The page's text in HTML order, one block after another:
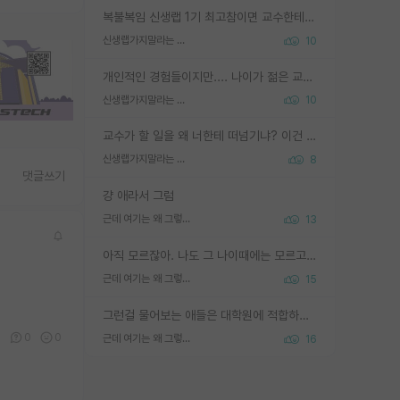
복불복임 신생랩 1기 최고참이면 교수한테 직접 지도받는 시간이 매우 많음 제대로 된 교수라면 말이지 그게 아니라면 그냥 넌 해방 불가능한 노예 1호에 감점쓰레기통이 되는거고
신생랩가지말라는 이유가 있었구나 10
개인적인 경험들이지만.... 나이가 젊은 교수일수록 꼰대라는 가면을 쓴 채로 무례함을 행동하는 경우가 거의 90% 정도였음. 나이가 어린데 다른 또래들과 달리 명예, 권력, 재력까지 얻었으니 세상 다 가진 기분이겠지. 오히러 나이 든 교수들이 행동과 말을 더 조심하시더라.
신생랩가지말라는 이유가 있었구나 10
교수가 할 일을 왜 너한테 떠넘기냐? 이건 교수가 제대로 잘 알지 못하는 경우일텐데...
신생랩가지말라는 이유가 있었구나 8
걍 애라서 그럼
근데 여기는 왜 그렇게 SPK를 물어보는거임? 13
아직 모르잖아. 나도 그 나이때에는 모르고 평가 받고 안심하고 싶었어.
근데 여기는 왜 그렇게 SPK를 물어보는거임? 15
그런걸 물어보는 애들은 대학원에 적합하지 않다
근데 여기는 왜 그렇게 SPK를 물어보는거임? 16
댓글쓰기